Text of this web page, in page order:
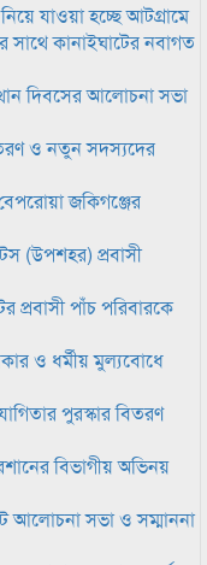
যাওয়া হচ্ছে আটগ্রামে
কানাইঘাটের নবাগত
দিবসের আলোচনা সভা
ও নতুন সদস্যদের
জকিগঞ্জের
(উপশহর) প্রবাসী
প্রবাসী পাঁচ পরিবারকে
ও ধর্মীয় মুল্যবোধে
পুরস্কার বিতরণ
বিভাগীয় অভিনয়
আলোচনা সভা ও সম্মাননা